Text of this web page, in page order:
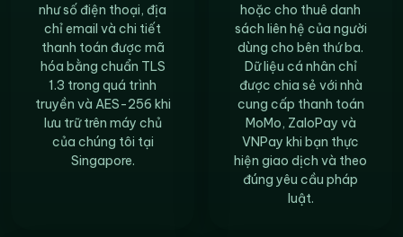
như số điện thoại, địa
chỉ email và chi tiết
thanh toán được mã
hóa bằng chuẩn TLS
1.3 trong quá trình
truyền và AES-256 khi
lưu trữ trên máy chủ
của chúng tôi tại
Singapore.
hoặc cho thuê danh
sách liên hệ của người
dùng cho bên thứ ba.
Dữ liệu cá nhân chỉ
được chia sẻ với nhà
cung cấp thanh toán
MoMo, ZaloPay và
VNPay khi bạn thực
hiện giao dịch và theo
đúng yêu cầu pháp
luật.